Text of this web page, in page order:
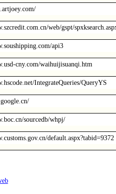
web/gspt/
api3
cny.com/waihuijisuanqi.htm
IntegrateQueries/QueryYS
sourcedb/whpj/
default.aspx?tabid=9372